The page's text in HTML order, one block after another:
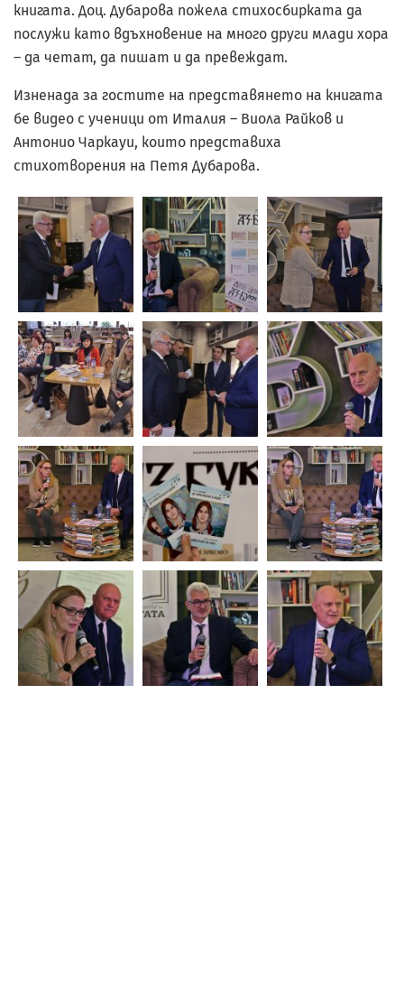
книгата. Доц. Дубарова пожела стихосбирката да
послужи като вдъхновение на много други млади хора
– да четат, да пишат и да превеждат.
Изненада за гостите на представянето на книгата
бе видео с ученици от Италия – Виола Райков и
Антонио Чаркауи, които представиха
стихотворения на Петя Дубарова.